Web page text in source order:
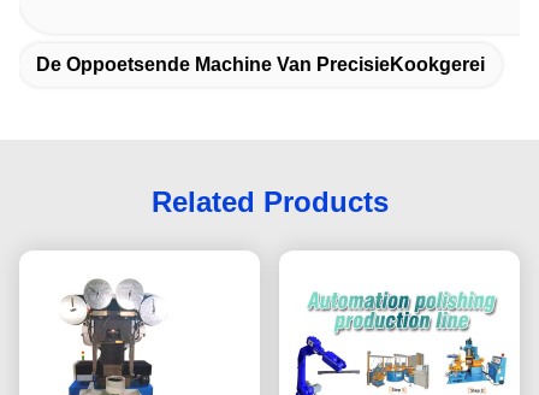
De Oppoetsende Machine Van PrecisieKookgerei
Related Products